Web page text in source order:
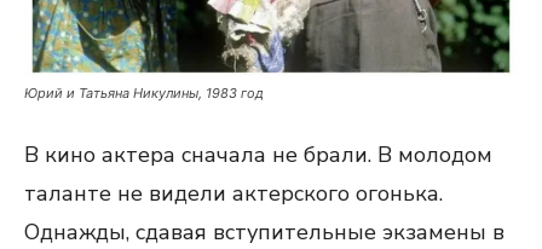
Юрий и Татьяна Никулины, 1983 год
В кино актера сначала не брали. В молодом
таланте не видели актерского огонька.
Однажды, сдавая вступительные экзамены в